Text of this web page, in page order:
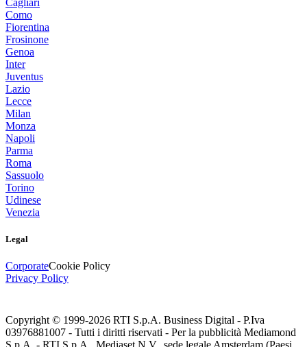
Como
Fiorentina
Frosinone
Genoa
Inter
Juventus
Lazio
Lecce
Milan
Monza
Napoli
Parma
Roma
Sassuolo
Torino
Udinese
Venezia
Legal
CorporateCookie Policy
Privacy Policy
Copyright © 1999-2026 RTI S.p.A. Business Digital - P.Iva
03976881007 - Tutti i diritti riservati - Per la pubblicità Mediamond
S.p.A. - RTI S.p.A., Mediaset N.V., sede legale Amsterdam (Paesi